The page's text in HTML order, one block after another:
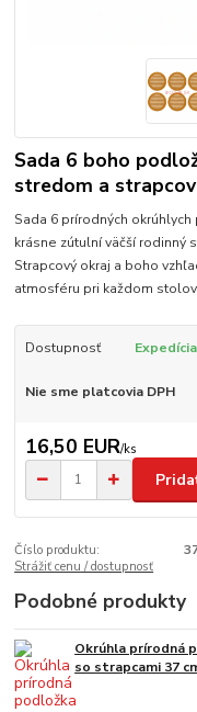
Sada 6 boho
stredom a
Sada 6 prírodných
krásne zútulní väčší rodinný
Strapcový okraj a boho
atmosféru pri každom
Dostupnosť
Nie sme platcovia DPH
16,50 EUR/ks
Číslo produktu:
Strážiť cenu / dostupnosť
Podobné produkty
Okrúhla prírodná
so strapcami 37